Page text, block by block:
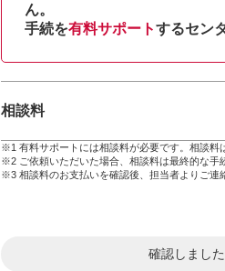
ん。
手続を有料サポートするセン
相談料
※1 有料サポートには相談料が必要です。相談料
※2 ご依頼いただいた場合、相談料は最終的な手
※3 相談料のお支払いを確認後、担当者よりご連
確認しました